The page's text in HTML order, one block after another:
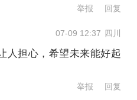
年-2020年6月平
过了2025年6月创
干燥和极端高温天
举报 回复
07-09 12:37 四川
人担心，希望未来能好起
举报 回复